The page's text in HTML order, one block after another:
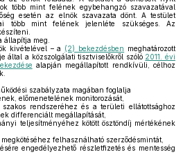
több mint felének egybehangzó szavazatával
esetén az elnök szavazata dönt. A testület
több mint felének jelenléte szükséges. Az
állapítja meg.
kivételével – a (2) bekezdésben meghatározott
által a közszolgálati tisztviselőkről szóló 2011. évi
alapján megállapított rendkívüli, célhoz
szabályzata magában foglalja
előmenetelének monitorozását,
szakos rendszeréhez és a területi ellátottsághoz
differenciált megállapítását,
teljesítményéhez kötött ösztöndíj mértékének
felhasználható szerződésmintát,
engedélyezhető részletfizetés és mentesség